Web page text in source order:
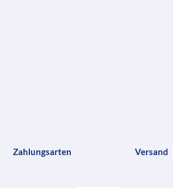
Zahlungsarten Versand